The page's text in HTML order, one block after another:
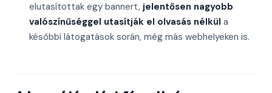
elutasítottak egy bannert, jelentősen nagyobb
valószínűséggel utasítják el olvasás nélkül a
későbbi látogatások során, még más webhelyeken is.